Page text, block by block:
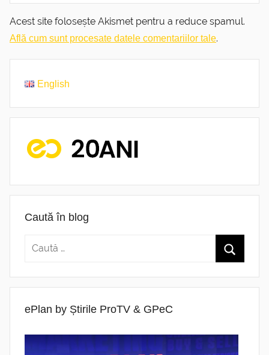
Acest site folosește Akismet pentru a reduce spamul.
Află cum sunt procesate datele comentariilor tale.
English
Caută în blog
ePlan by Știrile ProTV & GPeC